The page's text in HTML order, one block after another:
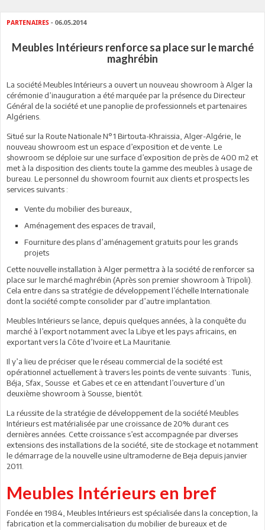
PARTENAIRES - 06.05.2014
Meubles Intérieurs renforce sa place sur le marché
maghrébin
La société Meubles Intérieurs a ouvert un nouveau showroom à Alger la
cérémonie d’inauguration a été marquée par la présence du Directeur
Général de la société et une panoplie de professionnels et partenaires
Algériens.
Situé sur la Route Nationale N°1 Birtouta-Khraissia, Alger-Algérie, le
nouveau showroom est un espace d’exposition et de vente. Le
showroom se déploie sur une surface d’exposition de près de 400 m2 et
met à la disposition des clients toute la gamme des meubles à usage de
bureau. Le personnel du showroom fournit aux clients et prospects les
services suivants :
Vente du mobilier des bureaux,
Aménagement des espaces de travail,
Fourniture des plans d’aménagement gratuits pour les grands
projets
Cette nouvelle installation à Alger permettra à la société de renforcer sa
place sur le marché maghrébin (Après son premier showroom à Tripoli).
Cela entre dans sa stratégie de développement l’échelle Internationale
dont la société compte consolider par d’autre implantation.
Meubles Intérieurs se lance, depuis quelques années, à la conquête du
marché à l’export notamment avec la Libye et les pays africains, en
exportant vers la Côte d’Ivoire et La Mauritanie.
Il y’a lieu de préciser que le réseau commercial de la société est
opérationnel actuellement à travers les points de vente suivants : Tunis,
Béja, Sfax, Sousse et Gabes et ce en attendant l’ouverture d’un
deuxième showroom à Sousse, bientôt.
La réussite de la stratégie de développement de la société Meubles
Intérieurs est matérialisée par une croissance de 20% durant ces
dernières années. Cette croissance s’est accompagnée par diverses
extensions des installations de la société, site de stockage et notamment
le démarrage de la nouvelle usine ultramoderne de Beja depuis janvier
2011.
Meubles Intérieurs en bref
Fondée en 1984, Meubles Intérieurs est spécialisée dans la conception, la
fabrication et la commercialisation du mobilier de bureaux et de